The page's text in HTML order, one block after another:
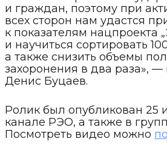
и граждан, поэтому при
всех сторон нам удастся
к показателям нацпроекта
и научиться сортировать
а также снизить объемы
захоронения в два раза», —
Денис Буцаев.
Ролик был опубликован 25
канале РЭО, а также в
Посмотреть видео можно